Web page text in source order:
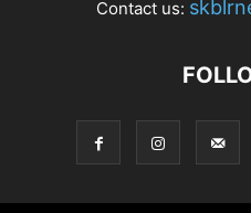
Contact us: